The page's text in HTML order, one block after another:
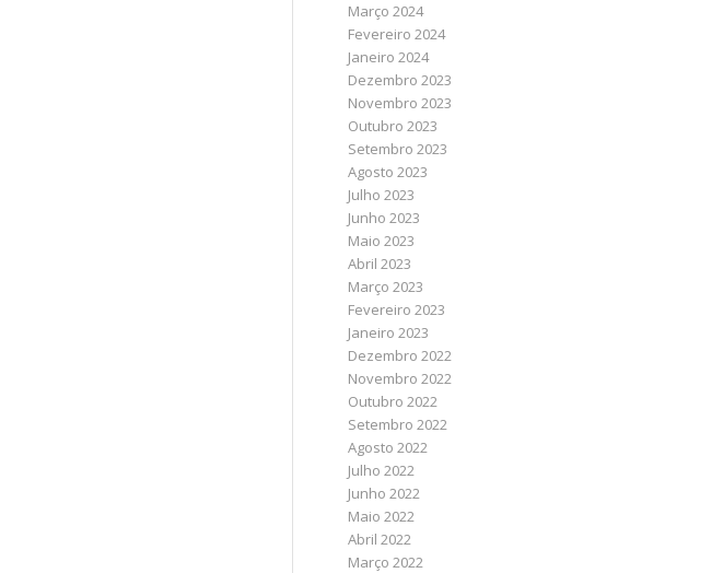
Março 2024
Fevereiro 2024
Janeiro 2024
Dezembro 2023
Novembro 2023
Outubro 2023
Setembro 2023
Agosto 2023
Julho 2023
Junho 2023
Maio 2023
Abril 2023
Março 2023
Fevereiro 2023
Janeiro 2023
Dezembro 2022
Novembro 2022
Outubro 2022
Setembro 2022
Agosto 2022
Julho 2022
Junho 2022
Maio 2022
Abril 2022
Março 2022